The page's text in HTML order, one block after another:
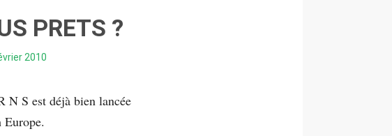
PRETS ?
2010
N S est déjà bien lancée
Europe.